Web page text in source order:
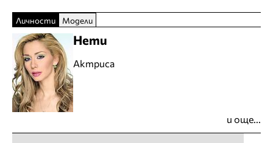
Личности Модели
Нети
Актриса
и още...